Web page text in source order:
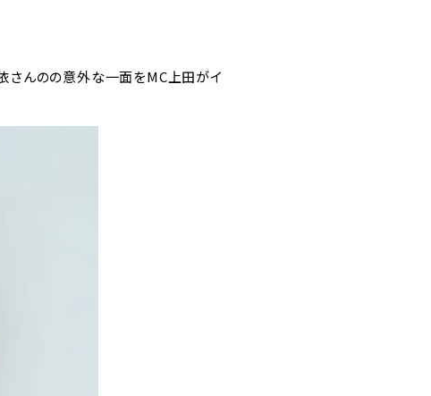
さんのの意外な一面をMC上田がイ